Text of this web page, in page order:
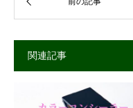
関連記事